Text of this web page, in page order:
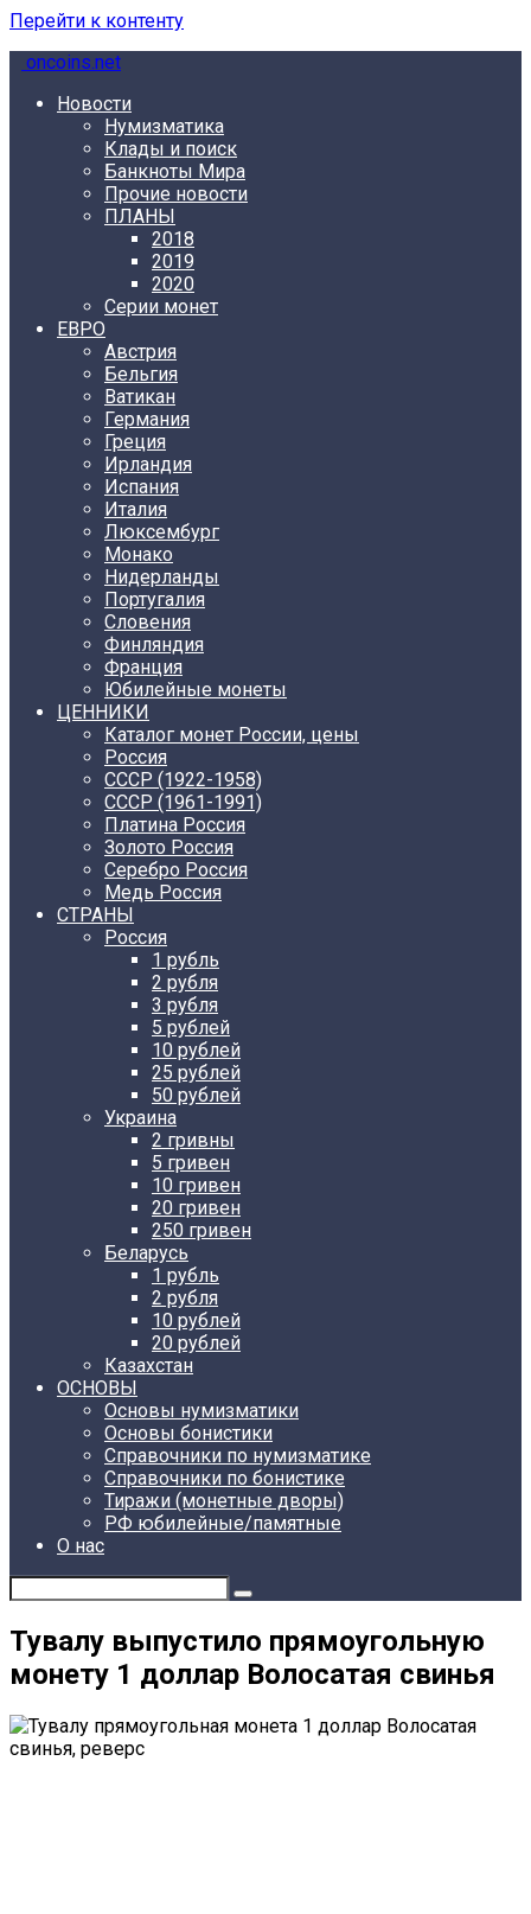
Перейти к контенту
oncoins.net
Новости
Нумизматика
Клады и поиск
Банкноты Мира
Прочие новости
ПЛАНЫ
2018
2019
2020
Серии монет
ЕВРО
Австрия
Бельгия
Ватикан
Германия
Греция
Ирландия
Испания
Италия
Люксембург
Монако
Нидерланды
Португалия
Словения
Финляндия
Франция
Юбилейные монеты
ЦЕННИКИ
Каталог монет России, цены
Россия
СССР (1922-1958)
CCCР (1961-1991)
Платина Россия
Золото Россия
Серебро Россия
Медь Россия
СТРАНЫ
Россия
1 рубль
2 рубля
3 рубля
5 рублей
10 рублей
25 рублей
50 рублей
Украина
2 гривны
5 гривен
10 гривен
20 гривен
250 гривен
Беларусь
1 рубль
2 рубля
10 рублей
20 рублей
Казахстан
ОСНОВЫ
Основы нумизматики
Основы бонистики
Справочники по нумизматике
Справочники по бонистике
Тиражи (монетные дворы)
РФ юбилейные/памятные
О нас
Тувалу выпустило прямоугольную
монету 1 доллар Волосатая свинья